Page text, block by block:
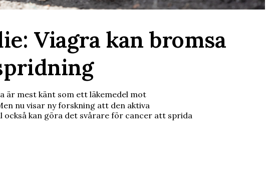
Viagra kan bromsa
är mest känt som ett läkemedel mot
nu visar ny forskning att den aktiva
också kan göra det svårare för cancer att sprida